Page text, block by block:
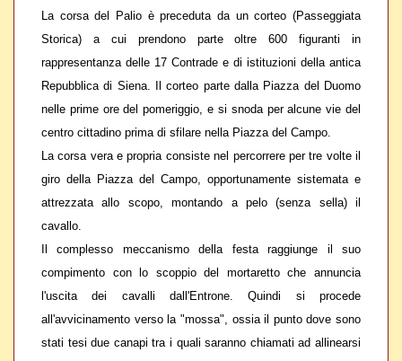
La corsa del Palio è preceduta da un corteo (Passeggiata
Storica) a cui prendono parte oltre 600 figuranti in
rappresentanza delle 17 Contrade e di istituzioni della antica
Repubblica di Siena. Il corteo parte dalla Piazza del Duomo
nelle prime ore del pomeriggio, e si snoda per alcune vie del
centro cittadino prima di sfilare nella Piazza del Campo.
La corsa vera e propria consiste nel percorrere per tre volte il
giro della Piazza del Campo, opportunamente sistemata e
attrezzata allo scopo, montando a pelo (senza sella) il
cavallo.
Il complesso meccanismo della festa raggiunge il suo
compimento con lo scoppio del mortaretto che annuncia
l'uscita dei cavalli dall'Entrone. Quindi si procede
all'avvicinamento verso la "mossa", ossia il punto dove sono
stati tesi due canapi tra i quali saranno chiamati ad allinearsi